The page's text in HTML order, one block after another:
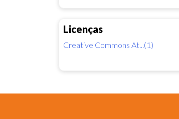
Licenças
Creative Commons At...(1)